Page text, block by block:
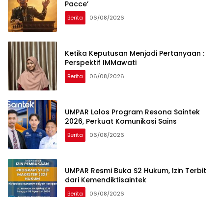
Pacce’
Berita 06/08/2026
Ketika Keputusan Menjadi Pertanyaan :
Perspektif IMMawati
Berita 06/08/2026
UMPAR Lolos Program Resona Saintek
2026, Perkuat Komunikasi Sains
Berita 06/08/2026
UMPAR Resmi Buka S2 Hukum, Izin Terbit
dari Kemendiktisaintek
Berita 06/08/2026